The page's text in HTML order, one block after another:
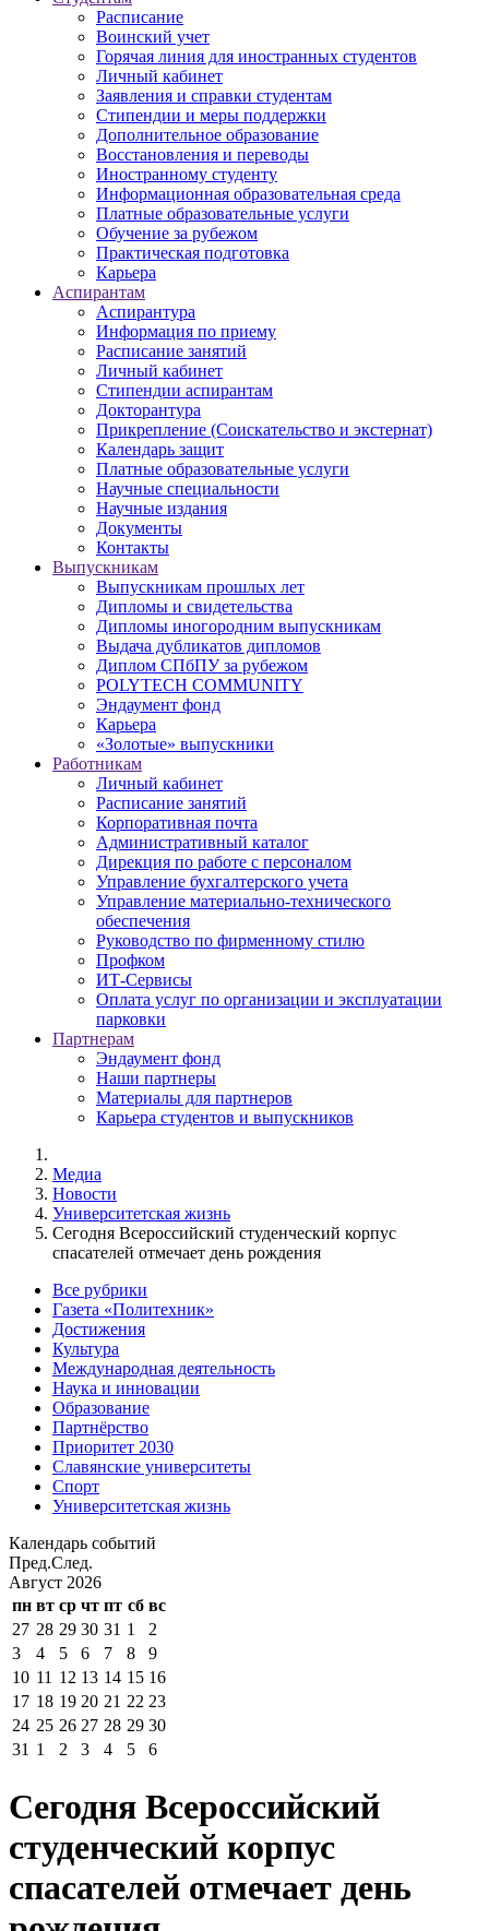
Расписание
Воинский учет
Горячая линия для иностранных студентов
Личный кабинет
Заявления и справки студентам
Стипендии и меры поддержки
Дополнительное образование
Восстановления и переводы
Иностранному студенту
Информационная образовательная среда
Платные образовательные услуги
Обучение за рубежом
Практическая подготовка
Карьера
Аспирантам
Аспирантура
Информация по приему
Расписание занятий
Личный кабинет
Стипендии аспирантам
Докторантура
Прикрепление (Соискательство и экстернат)
Календарь защит
Платные образовательные услуги
Научные специальности
Научные издания
Документы
Контакты
Выпускникам
Выпускникам прошлых лет
Дипломы и свидетельства
Дипломы иногородним выпускникам
Выдача дубликатов дипломов
Диплом СПбПУ за рубежом
POLYTECH COMMUNITY
Эндаумент фонд
Карьера
«Золотые» выпускники
Работникам
Личный кабинет
Расписание занятий
Корпоративная почта
Административный каталог
Дирекция по работе с персоналом
Управление бухгалтерского учета
Управление материально-технического
обеспечения
Руководство по фирменному стилю
Профком
ИТ-Сервисы
Оплата услуг по организации и эксплуатации
парковки
Партнерам
Эндаумент фонд
Наши партнеры
Материалы для партнеров
Карьера студентов и выпускников
Медиа
Новости
Университетская жизнь
Сегодня Всероссийский студенческий корпус
спасателей отмечает день рождения
Все рубрики
Газета «Политехник»
Достижения
Культура
Международная деятельность
Наука и инновации
Образование
Партнёрство
Приоритет 2030
Славянские университеты
Спорт
Университетская жизнь
Календарь событий
Пред.След.
Август 2026
пн вт ср чт пт сб вс
27 28 29 30 31 1
2
3
4 5 6 7 8
9
10 11 12 13 14 15 16
17 18 19 20 21 22 23
24 25 26 27 28 29 30
31 1 2 3 4 5 6
Сегодня Всероссийский
студенческий корпус
спасателей отмечает день